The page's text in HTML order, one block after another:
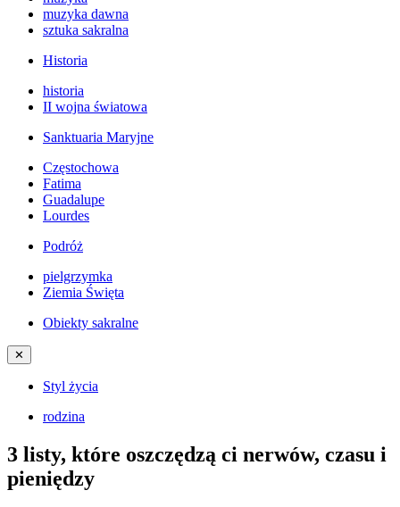
muzyka dawna
sztuka sakralna
Historia
historia
II wojna światowa
Sanktuaria Maryjne
Częstochowa
Fatima
Guadalupe
Lourdes
Podróż
pielgrzymka
Ziemia Święta
Obiekty sakralne
✕
Styl życia
rodzina
3 listy, które oszczędzą ci nerwów, czasu i
pieniędzy